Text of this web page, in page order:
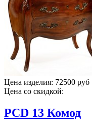
Цена изделия: 72500 руб
Цена со скидкой:
PCD 13 Комод